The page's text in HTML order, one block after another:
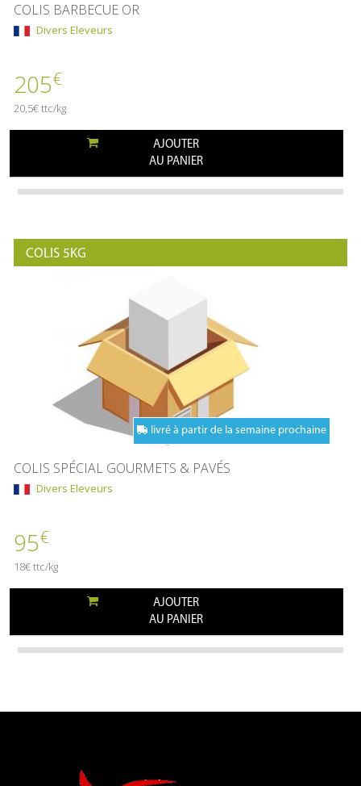
COLIS BARBECUE OR
Divers Eleveurs
205€
20,5€ ttc/kg
AJOUTER
AU PANIER
COLIS 5KG
livré à partir de la semaine prochaine
COLIS SPÉCIAL GOURMETS & PAVÉS
Divers Eleveurs
95€
18€ ttc/kg
AJOUTER
AU PANIER